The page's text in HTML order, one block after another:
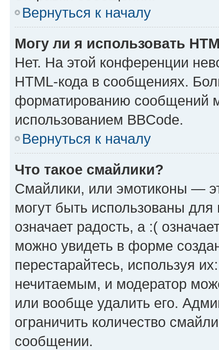
Вернуться к началу
Могу ли я использовать
Нет. На этой конференции
HTML-кода в сообщениях.
форматированию сообщений
использованием BBCode.
Вернуться к началу
Что такое смайлики?
Смайлики, или эмотиконы —
могут быть использованы
означает радость, а :(
можно увидеть в форме
перестарайтесь, используя
нечитаемым, и модератор
или вообще удалить его.
ограничить количество
сообщении.